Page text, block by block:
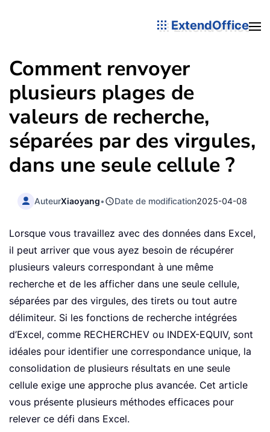
ExtendOffice
Comment renvoyer
plusieurs plages de
valeurs de recherche,
séparées par des virgules,
dans une seule cellule ?
AuteurXiaoyang• Date de modification2025-04-08
Lorsque vous travaillez avec des données dans Excel,
il peut arriver que vous ayez besoin de récupérer
plusieurs valeurs correspondant à une même
recherche et de les afficher dans une seule cellule,
séparées par des virgules, des tirets ou tout autre
délimiteur. Si les fonctions de recherche intégrées
d’Excel, comme RECHERCHEV ou INDEX-EQUIV, sont
idéales pour identifier une correspondance unique, la
consolidation de plusieurs résultats en une seule
cellule exige une approche plus avancée. Cet article
vous présente plusieurs méthodes efficaces pour
relever ce défi dans Excel.